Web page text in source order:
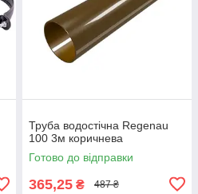
Труба водостічна Regenau
100 3м коричнева
Готово до відправки
365,25 ₴ 487 ₴